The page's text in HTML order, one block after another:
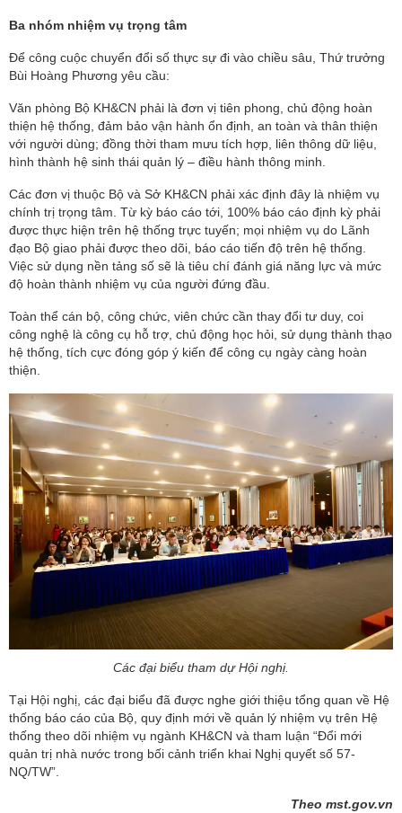
Ba nhóm nhiệm vụ trọng tâm
Để công cuộc chuyển đổi số thực sự đi vào chiều sâu, Thứ trưởng
Bùi Hoàng Phương yêu cầu:
Văn phòng Bộ KH&CN phải là đơn vị tiên phong, chủ động hoàn
thiện hệ thống, đảm bảo vận hành ổn định, an toàn và thân thiện
với người dùng; đồng thời tham mưu tích hợp, liên thông dữ liệu,
hình thành hệ sinh thái quản lý – điều hành thông minh.
Các đơn vị thuộc Bộ và Sở KH&CN phải xác định đây là nhiệm vụ
chính trị trọng tâm. Từ kỳ báo cáo tới, 100% báo cáo định kỳ phải
được thực hiện trên hệ thống trực tuyến; mọi nhiệm vụ do Lãnh
đạo Bộ giao phải được theo dõi, báo cáo tiến độ trên hệ thống.
Việc sử dụng nền tảng số sẽ là tiêu chí đánh giá năng lực và mức
độ hoàn thành nhiệm vụ của người đứng đầu.
Toàn thể cán bộ, công chức, viên chức cần thay đổi tư duy, coi
công nghệ là công cụ hỗ trợ, chủ động học hỏi, sử dụng thành thạo
hệ thống, tích cực đóng góp ý kiến để công cụ ngày càng hoàn
thiện.
Các đại biểu tham dự Hội nghị.
Tại Hội nghị, các đại biểu đã được nghe giới thiệu tổng quan về Hệ
thống báo cáo của Bộ, quy định mới về quản lý nhiệm vụ trên Hệ
thống theo dõi nhiệm vụ ngành KH&CN và tham luận “Đổi mới
quản trị nhà nước trong bối cảnh triển khai Nghị quyết số 57-
NQ/TW”.
Theo mst.gov.vn